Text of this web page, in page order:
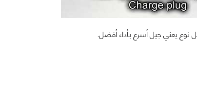
نوع يعني جيل أسرع بأداء أفضل.